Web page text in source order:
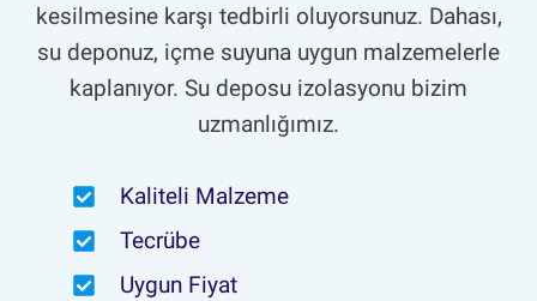
kesilmesine karşı tedbirli oluyorsunuz. Dahası,
su deponuz, içme suyuna uygun malzemelerle
kaplanıyor. Su deposu izolasyonu bizim
uzmanlığımız.
Kaliteli Malzeme
Tecrübe
Uygun Fiyat